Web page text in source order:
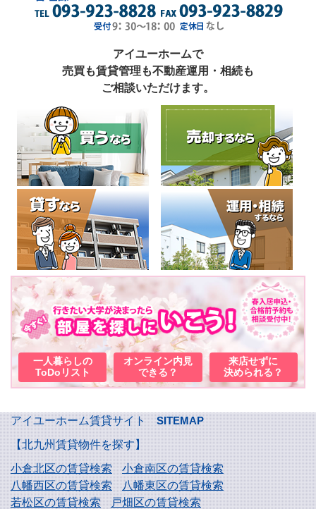
アイユーホームで
売買も賃貸管理も不動産運用・相続も
ご相談いただけます。
一人暮らしの
ToDoリスト
オンライン内見
できる？
来店せずに
決められる？
アイユーホーム賃貸サイト
SITEMAP
【北九州賃貸物件を探す】
小倉北区の賃貸検索
小倉南区の賃貸検索
八幡西区の賃貸検索
八幡東区の賃貸検索
若松区の賃貸検索
戸畑区の賃貸検索